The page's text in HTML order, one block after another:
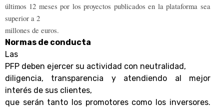
últimos 12 meses por los proyectos publicados en la plataforma sea
superior a 2
millones de euros.
Normas de conducta
Las
PFP deben ejercer su actividad con neutralidad,
diligencia, transparencia y atendiendo al mejor
interés de sus clientes,
que serán tanto los promotores como los inversores.